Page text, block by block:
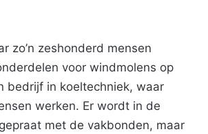
zo’n zeshonderd mensen
voor windmolens op
bedrijf in koeltechniek, waar
werken. Er wordt in de
met de vakbonden, maar